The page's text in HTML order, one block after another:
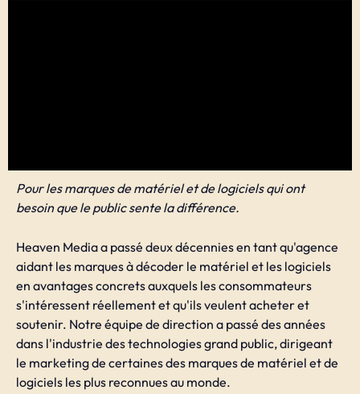
Pour les marques de matériel et de logiciels qui ont
besoin que le public sente la différence.
Heaven Media a passé deux décennies en tant qu'agence
aidant les marques à décoder le matériel et les logiciels
en avantages concrets auxquels les consommateurs
s'intéressent réellement et qu'ils veulent acheter et
soutenir. Notre équipe de direction a passé des années
dans l'industrie des technologies grand public, dirigeant
le marketing de certaines des marques de matériel et de
logiciels les plus reconnues au monde.